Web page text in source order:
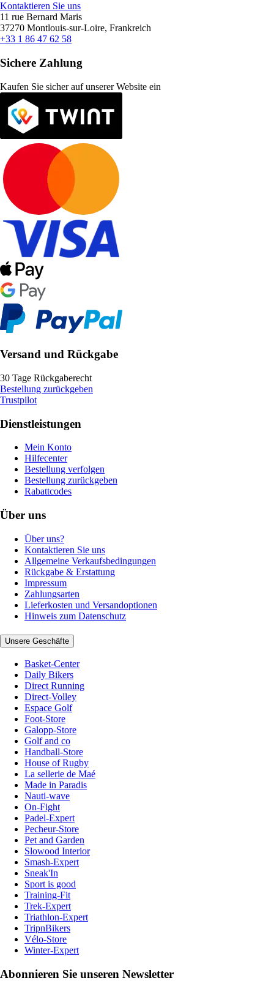
Kontaktieren Sie uns
11 rue Bernard Maris
37270 Montlouis-sur-Loire, Frankreich
+33 1 86 47 62 58
Sichere Zahlung
Kaufen Sie sicher auf unserer Website ein
Versand und Rückgabe
30 Tage Rückgaberecht
Bestellung zurückgeben
Trustpilot
Dienstleistungen
Mein Konto
Hilfecenter
Bestellung verfolgen
Bestellung zurückgeben
Rabattcodes
Über uns
Über uns?
Kontaktieren Sie uns
Allgemeine Verkaufsbedingungen
Rückgabe & Erstattung
Impressum
Zahlungsarten
Lieferkosten und Versandoptionen
Hinweis zum Datenschutz
Unsere Geschäfte
Basket-Center
Daily Bikers
Direct Running
Direct-Volley
Espace Golf
Foot-Store
Galopp-Store
Golf and co
Handball-Store
House of Rugby
La sellerie de Maé
Made in Paradis
Nauti-wave
On-Fight
Padel-Expert
Pecheur-Store
Pet and Garden
Slowood Interior
Smash-Expert
Sneak'In
Sport is good
Training-Fit
Trek-Expert
Triathlon-Expert
TripnBikers
Vélo-Store
Winter-Expert
Abonnieren Sie unseren Newsletter